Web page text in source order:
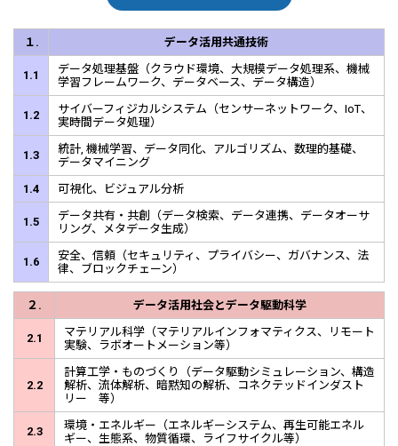
１. データ活用共通技術
1.1
データ処理基盤（クラウド環境、大規模データ処理系、機械
学習フレームワーク、データベース、データ構造）
1.2
サイバーフィジカルシステム（センサーネットワーク、IoT、
実時間データ処理）
1.3
統計, 機械学習、データ同化、アルゴリズム、数理的基礎、
データマイニング
1.4
可視化、ビジュアル分析
1.5
データ共有・共創（データ検索、データ連携、データオーサ
リング、メタデータ生成）
1.6
安全、信頼（セキュリティ、プライバシー、ガバナンス、法
律、ブロックチェーン）
２. データ活用社会とデータ駆動科学
2.1
マテリアル科学（マテリアルインフォマティクス、リモート
実験、ラボオートメーション等）
2.2
計算工学・ものづくり（データ駆動シミュレーション、構造
解析、流体解析、暗黙知の解析、コネクテッドインダスト
リー 等）
2.3
環境・エネルギー（エネルギーシステム、再生可能エネル
ギー、生態系、物質循環、ライフサイクル等）